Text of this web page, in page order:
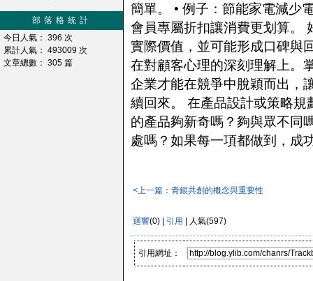
部落格統計
今日人氣： 396 次
累計人氣： 493009 次
文章總數： 305 篇
簡單。 • 例子：節能家電減少
會員專屬折扣讓消費更划算。
實際價值，並可能形成口碑與
在對顧客心理的深刻理解上。
企業才能在競爭中脫穎而出，
續回來。 在產品設計或策略
的產品夠新奇嗎？夠與眾不同
處嗎？如果每一項都做到，成
<上一篇：青銀共創的概念與重要性
迴響(0) | 引用 | 人氣(597)
引用網址：